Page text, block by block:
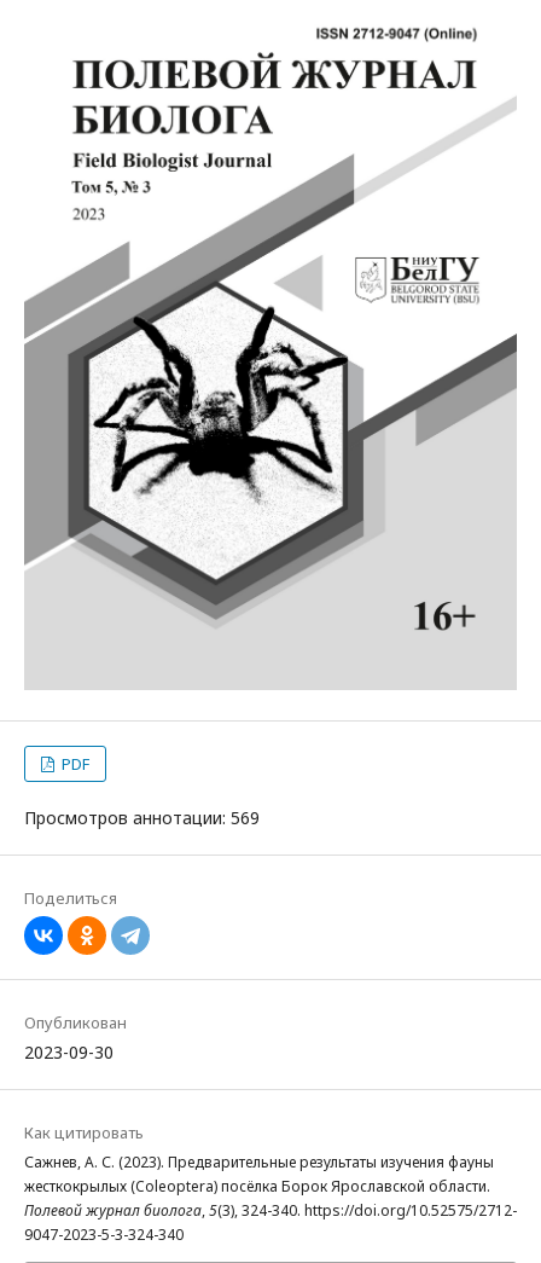
PDF
Просмотров аннотации: 569
Поделиться
Опубликован
2023-09-30
Как цитировать
Сажнев, А. С. (2023). Предварительные результаты изучения фауны
жесткокрылых (Coleoptera) посёлка Борок Ярославской области.
Полевой журнал биолога,5(3), 324-340. https://doi.org/10.52575/2712-
9047-2023-5-3-324-340